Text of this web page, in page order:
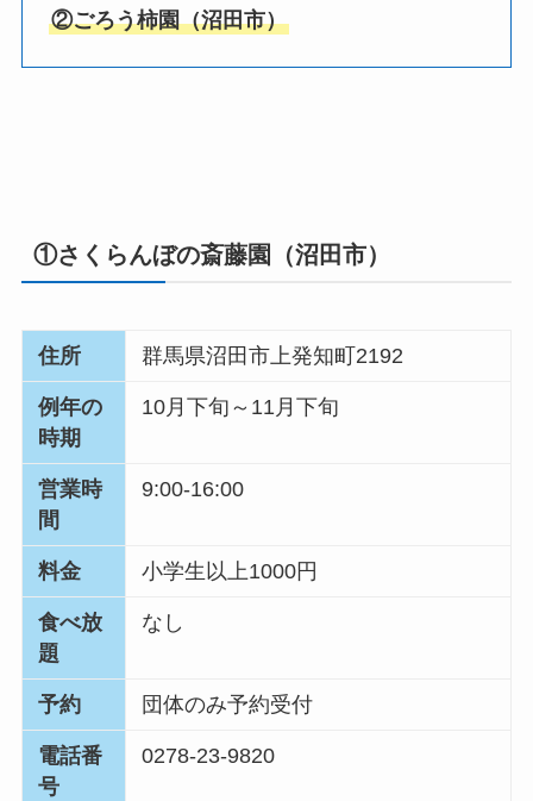
②ごろう柿園（沼田市）
①さくらんぼの斎藤園 （沼田市）
住所 群馬県沼田市上発知町2192
例年の
時期
10月下旬～11月下旬
営業時
間
9:00-16:00
料金 小学生以上1000円
食べ放
題
なし
予約 団体のみ予約受付
電話番
号
0278-23-9820